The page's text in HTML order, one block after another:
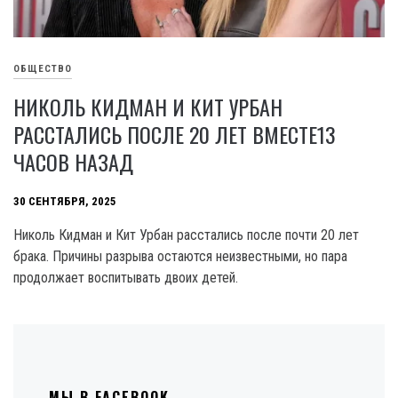
ОБЩЕСТВО
НИКОЛЬ КИДМАН И КИТ УРБАН
РАССТАЛИСЬ ПОСЛЕ 20 ЛЕТ ВМЕСТЕ13
ЧАСОВ НАЗАД
30 СЕНТЯБРЯ, 2025
Николь Кидман и Кит Урбан расстались после почти 20 лет
брака. Причины разрыва остаются неизвестными, но пара
продолжает воспитывать двоих детей.